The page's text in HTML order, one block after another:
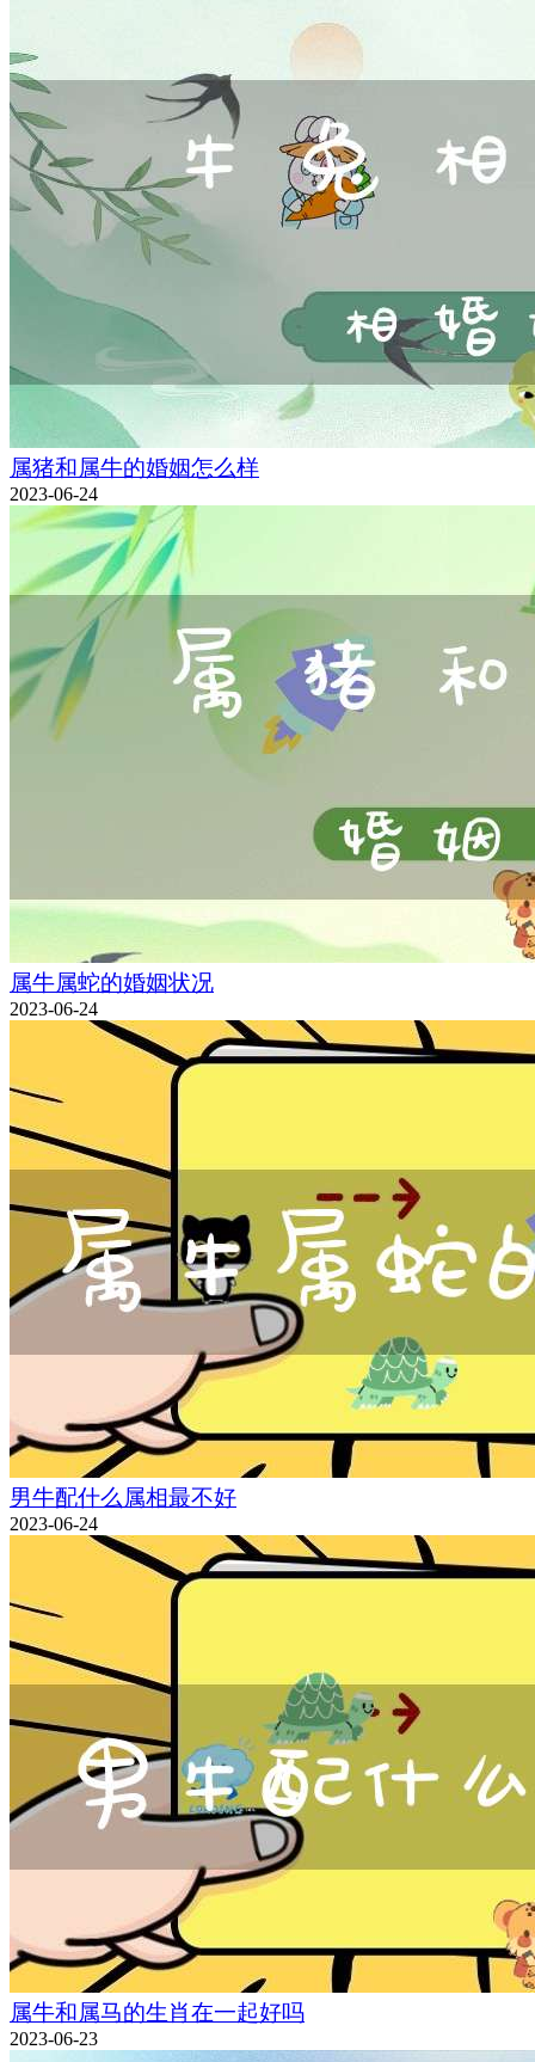
属猪和属牛的婚姻怎么样
2023-06-24
属牛属蛇的婚姻状况
2023-06-24
男牛配什么属相最不好
2023-06-24
属牛和属马的生肖在一起好吗
2023-06-23